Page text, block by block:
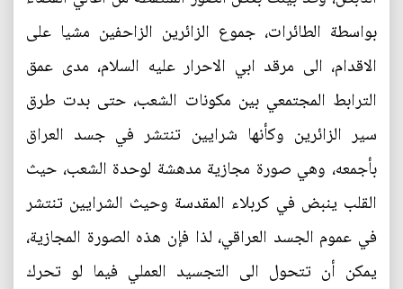
بواسطة الطائرات، جموع الزائرين الزاحفين مشيا على
الاقدام، الى مرقد ابي الاحرار عليه السلام، مدى عمق
الترابط المجتمعي بين مكونات الشعب، حتى بدت طرق
سير الزائرين وكأنها شرايين تنتشر في جسد العراق
بأجمعه، وهي صورة مجازية مدهشة لوحدة الشعب، حيث
القلب ينبض في كربلاء المقدسة وحيث الشرايين تنتشر
في عموم الجسد العراقي، لذا فإن هذه الصورة المجازية،
يمكن أن تتحول الى التجسيد العملي فيما لو تحرك